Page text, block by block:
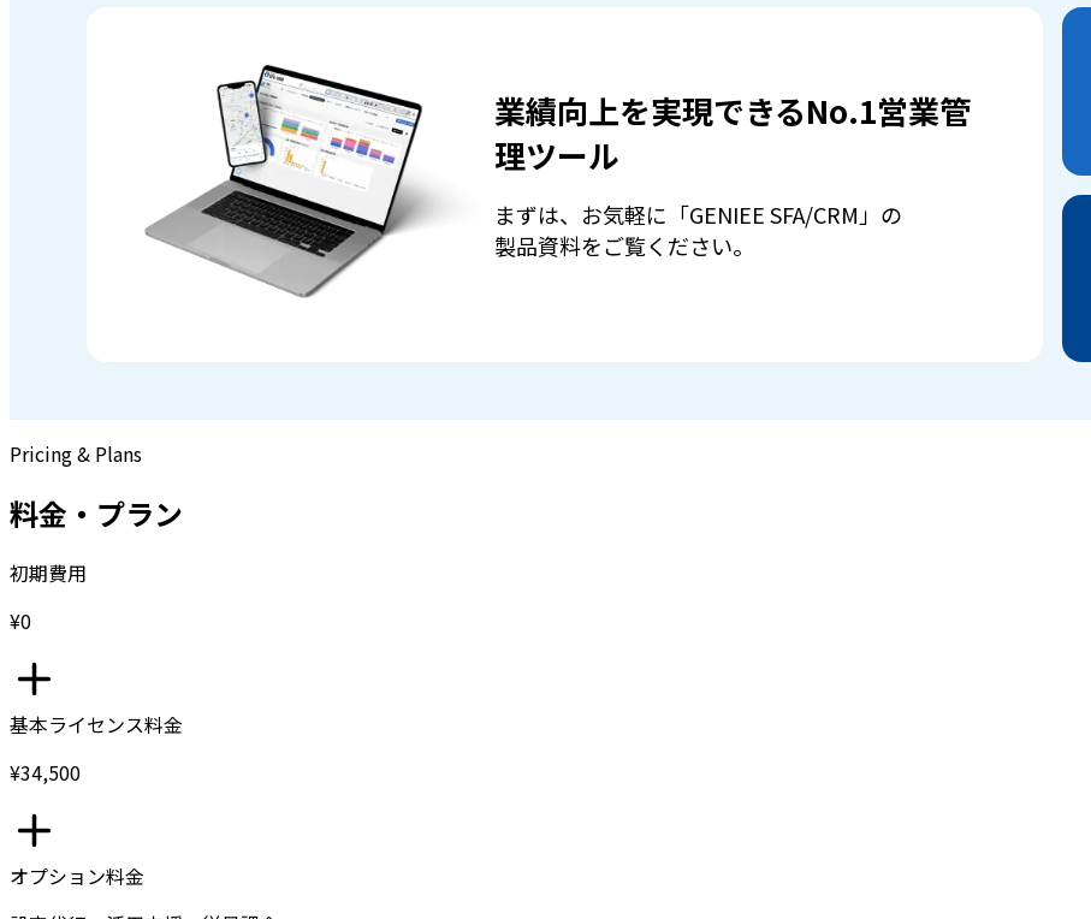
業績向上を実現できるNo.1営業管
理ツール
まずは、お気軽に「GENIEE SFA/CRM」の
製品資料をご覧ください。
Pricing & Plans
料金・プラン
初期費用
¥0
基本ライセンス料金
¥34,500
オプション料金